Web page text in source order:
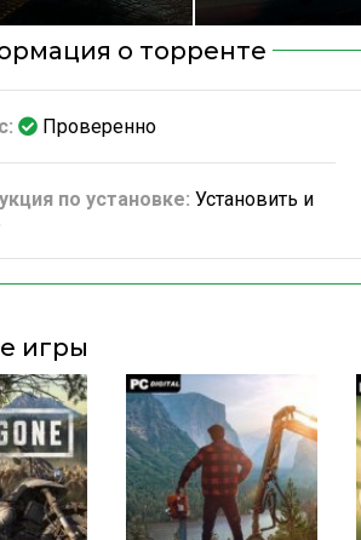
о торренте
Проверенно
по установке: Установить и
игры